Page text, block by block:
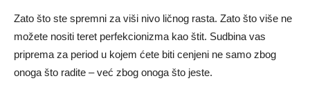
Zato što ste spremni za viši nivo ličnog rasta. Zato što više ne
možete nositi teret perfekcionizma kao štit. Sudbina vas
priprema za period u kojem ćete biti cenjeni ne samo zbog
onoga što radite – već zbog onoga što jeste.